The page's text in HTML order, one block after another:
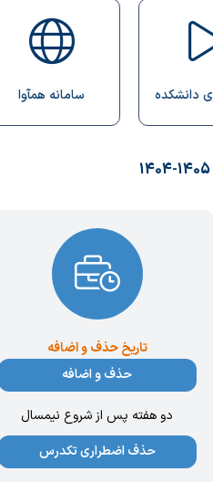
تاریخ حذف و اضافه
حذف و اضافه
دو هفته پس از شروع نیمسال
حذف اضطراری تکدرس